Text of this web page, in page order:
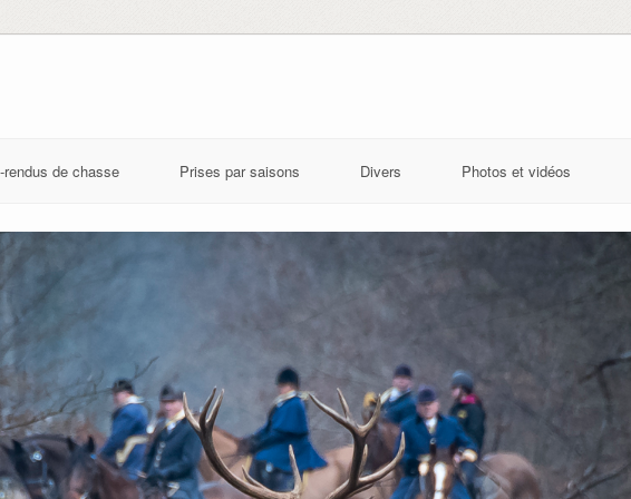
rendus de chasse Prises par saisons Divers Photos et vidéos